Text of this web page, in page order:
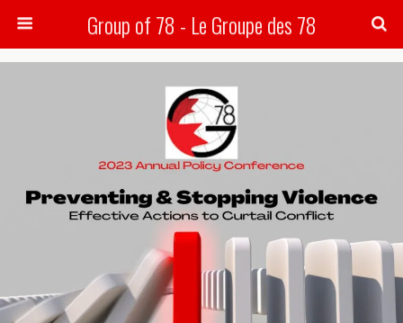
Group of 78 - Le Groupe des 78
Search